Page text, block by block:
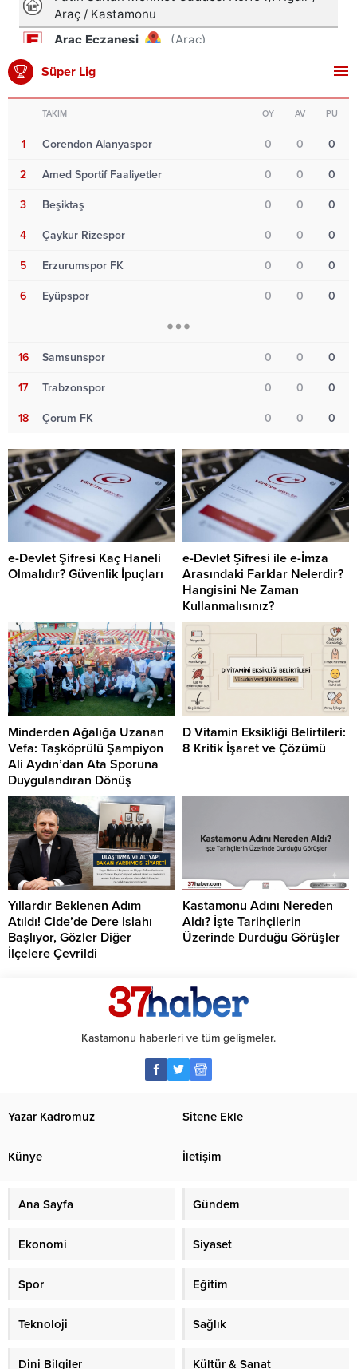
Süper Lig
TAKIM OY AV PU
1 Corendon Alanyaspor 0 0 0
2 Amed Sportif Faaliyetler 0 0 0
3 Beşiktaş 0 0 0
4 Çaykur Rizespor 0 0 0
5 Erzurumspor FK 0 0 0
6 Eyüpspor 0 0 0
16 Samsunspor 0 0 0
17 Trabzonspor 0 0 0
18 Çorum FK 0 0 0
e-Devlet Şifresi Kaç Haneli
Olmalıdır? Güvenlik İpuçları
e-Devlet Şifresi ile e-İmza
Arasındaki Farklar Nelerdir?
Hangisini Ne Zaman
Kullanmalısınız?
Minderden Ağalığa Uzanan
Vefa: Taşköprülü Şampiyon
Ali Aydın’dan Ata Sporuna
Duygulandıran Dönüş
D Vitamin Eksikliği Belirtileri:
8 Kritik İşaret ve Çözümü
Yıllardır Beklenen Adım
Atıldı! Cide’de Dere Islahı
Başlıyor, Gözler Diğer
İlçelere Çevrildi
Kastamonu Adını Nereden
Aldı? İşte Tarihçilerin
Üzerinde Durduğu Görüşler
Kastamonu haberleri ve tüm gelişmeler.
Yazar Kadromuz Sitene Ekle
Künye İletişim
Ana Sayfa Gündem
Ekonomi Siyaset
Spor Eğitim
Teknoloji Sağlık
Dini Bilgiler Kültür & Sanat